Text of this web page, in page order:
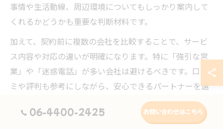
事情や生活動線、周辺環境についてもしっかり案内して
くれるかどうかも重要な判断材料です。
加えて、契約前に複数の会社を比較することで、サービ
ス内容や対応の違いが明確になります。特に「強引な営
業」や「迷惑電話」が多い会社は避けるべきです。口コ
ミや評判も参考にしながら、安心できるパートナーを選
06-4400-2425 お問い合わせはこちら